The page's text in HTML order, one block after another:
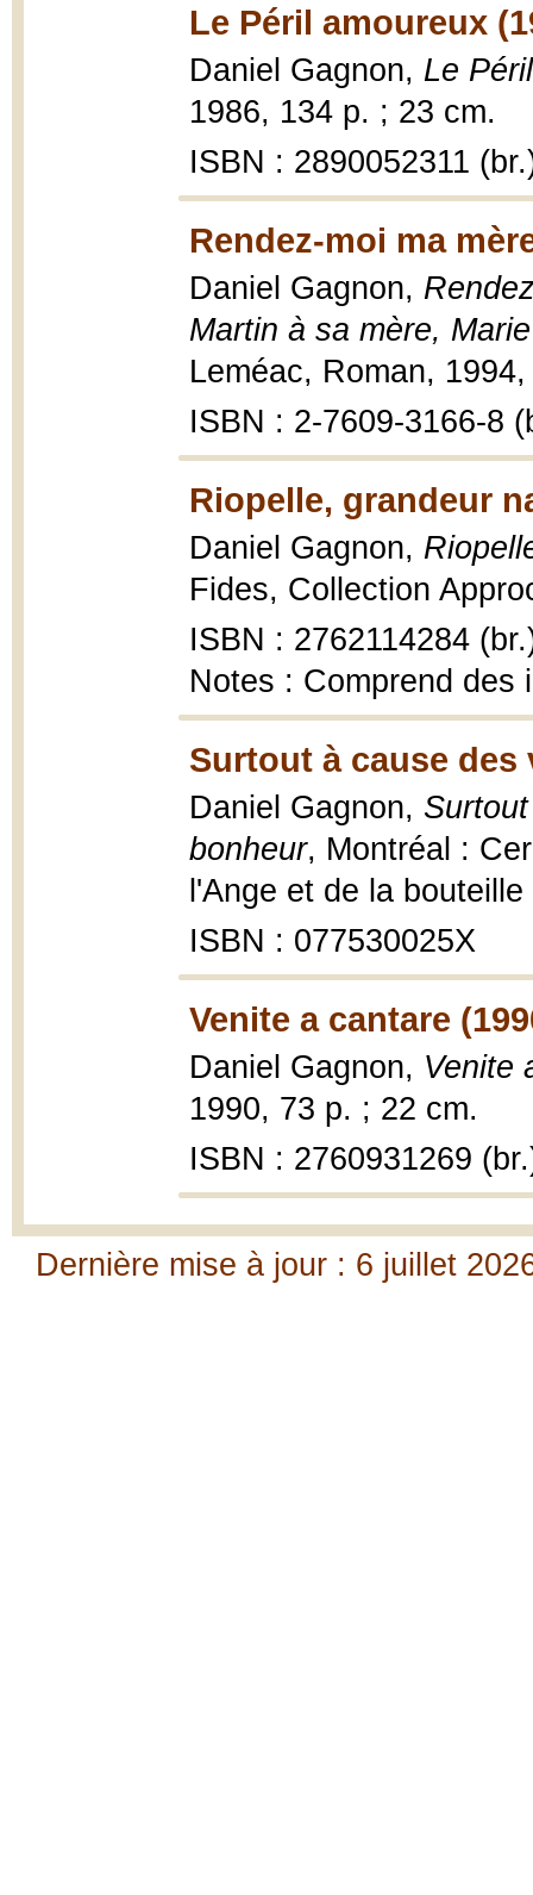
Le Péril amoureux
Daniel Gagnon, Le
1986, 134 p. ; 23 cm.
ISBN : 2890052311
Rendez-moi ma
Daniel Gagnon,
Martin à sa mère,
Leméac, Roman,
ISBN : 2-7609-3166-8
Riopelle, grandeur
Daniel Gagnon,
Fides, Collection
ISBN : 2762114284
Notes : Comprend des
Surtout à cause des
Daniel Gagnon,
bonheur, Montréal :
l'Ange et de la
ISBN : 077530025X
Venite a cantare
Daniel Gagnon, Venite
1990, 73 p. ; 22 cm.
ISBN : 2760931269
Dernière mise à jour : 6 juillet